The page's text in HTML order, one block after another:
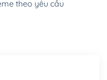
Wordpress(+100,000₫)
theo yêu cầu